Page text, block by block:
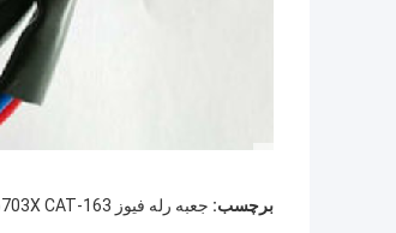
برچسب: جعبه رله فیوز 163-6703X CAT